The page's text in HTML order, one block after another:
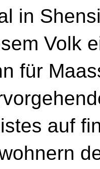
in
Volk
für
auf